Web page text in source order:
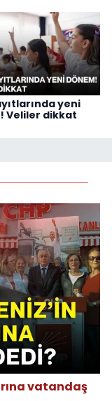
yeni
Veliler dikkat
vatandaş